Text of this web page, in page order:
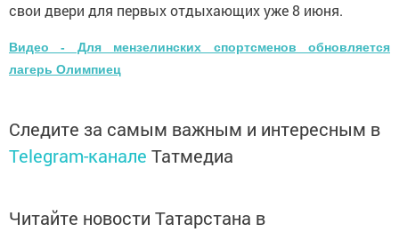
свои двери для первых отдыхающих уже 8 июня.
Видео - Для мензелинских спортсменов обновляется
лагерь Олимпиец
Следите за самым важным и интересным в
Telegram-канале Татмедиа
Читайте новости Татарстана в